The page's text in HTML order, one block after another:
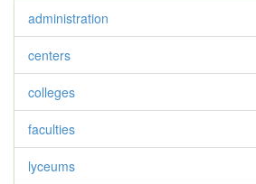
administration
centers
colleges
faculties
lyceums